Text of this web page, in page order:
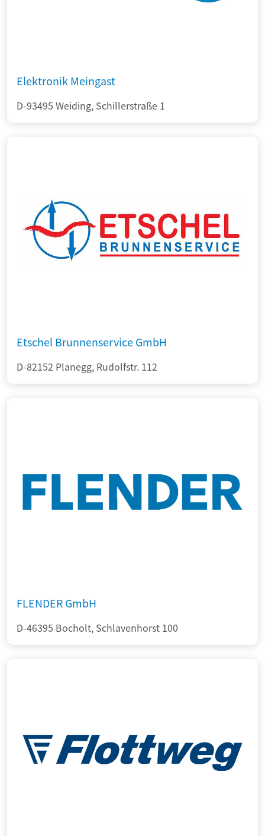
Elektronik Meingast
D-93495 Weiding, Schillerstraße 1
Etschel Brunnenservice GmbH
D-82152 Planegg, Rudolfstr. 112
FLENDER GmbH
D-46395 Bocholt, Schlavenhorst 100